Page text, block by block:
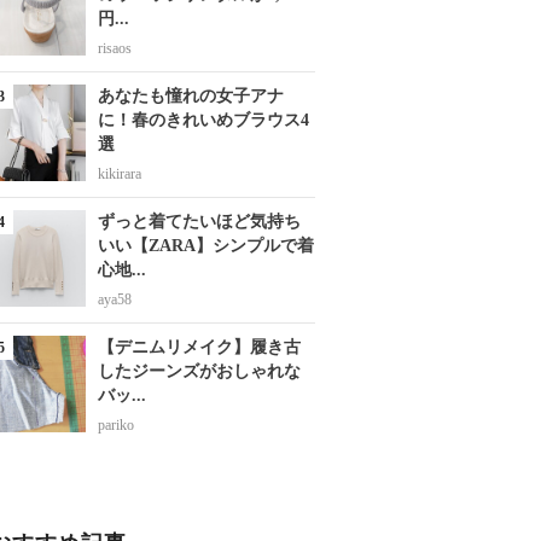
円...
risaos
あなたも憧れの女子アナ
に！春のきれいめブラウス4
選
kikirara
ずっと着てたいほど気持ち
いい【ZARA】シンプルで着
心地...
aya58
【デニムリメイク】履き古
したジーンズがおしゃれな
バッ...
pariko